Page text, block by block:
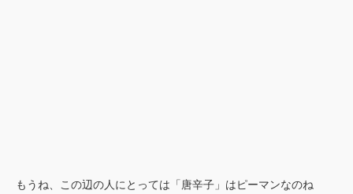
もうね、この辺の人にとっては「唐辛子」はピーマンなのね